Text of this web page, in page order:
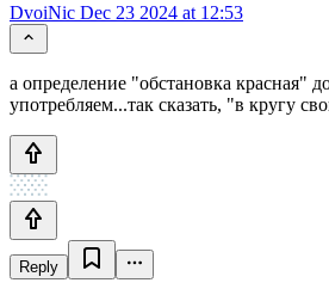
DvoiNic Dec 23 2024 at 12:53
а определение "обстановка красная"
употребляем...так сказать, "в кругу
Reply